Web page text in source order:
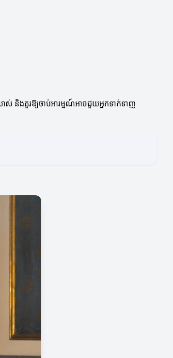
ស់ និងគួរឱ្យចាប់អារម្មណ៍អាចជួយអ្នកទាក់ទាញ